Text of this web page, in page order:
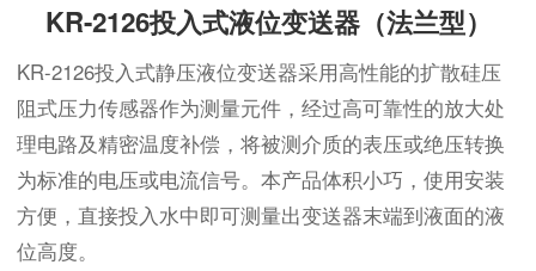
KR-2126投入式液位变送器（法兰型）
KR-2126投入式静压液位变送器采用高性能的扩散硅压
阻式压力传感器作为测量元件，经过高可靠性的放大处
理电路及精密温度补偿，将被测介质的表压或绝压转换
为标准的电压或电流信号。本产品体积小巧，使用安装
方便，直接投入水中即可测量出变送器末端到液面的液
位高度。